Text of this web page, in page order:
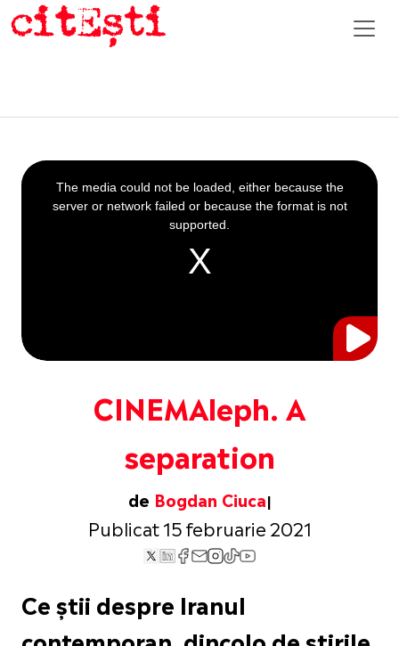
CINEMAleph. A
separation
de Bogdan Ciuca
Publicat 15 februarie 2021
This
is
a
The media could not be loaded, either because the
server or network failed or because the format is not
supported.
Ce știi despre Iranul